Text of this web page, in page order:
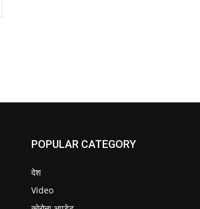
POPULAR CATEGORY
देश
Video